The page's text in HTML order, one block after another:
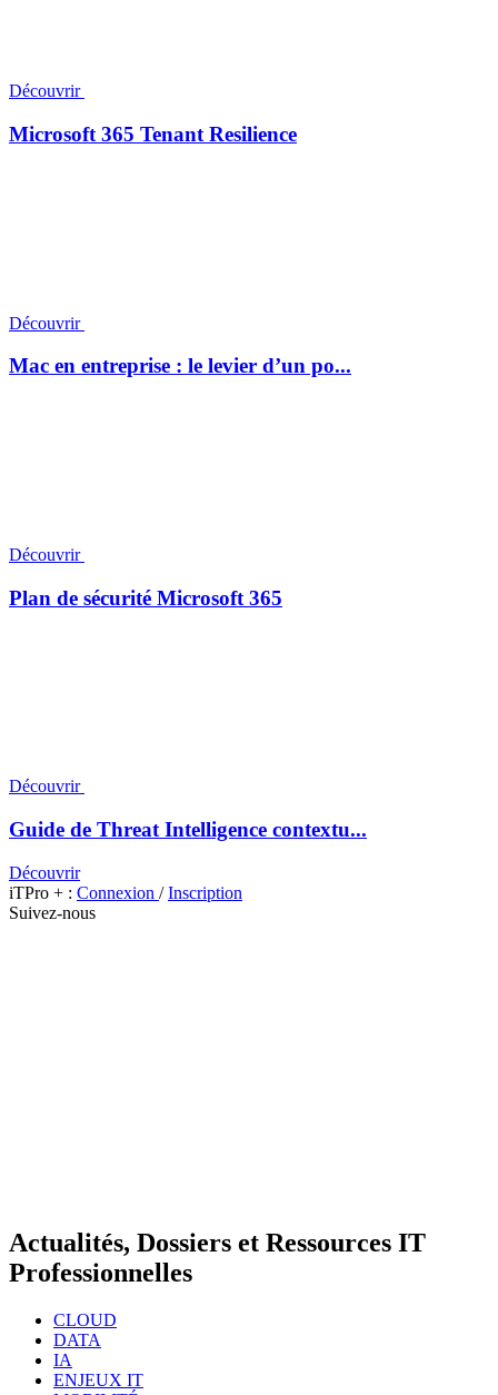
Découvrir
Microsoft 365 Tenant Resilience
Découvrir
Mac en entreprise : le levier d’un po...
Découvrir
Plan de sécurité Microsoft 365
Découvrir
Guide de Threat Intelligence contextu...
Découvrir
iTPro + : Connexion /Inscription
Suivez-nous
Actualités, Dossiers et Ressources IT
Professionnelles
CLOUD
DATA
IA
ENJEUX IT